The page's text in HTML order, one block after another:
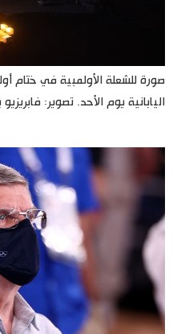
صورة للشعلة الأولمبية في ختام
اليابانية يوم الأحد. تصوير: